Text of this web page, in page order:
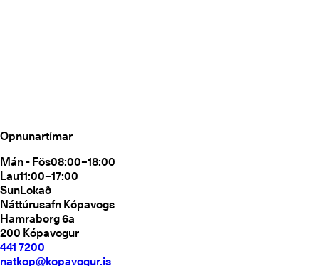
Opnunartímar
Mán - Fös08:00–18:00
Lau11:00–17:00
SunLokað
Náttúrusafn Kópavogs
Hamraborg 6a
200 Kópavogur
441 7200
natkop@kopavogur.is